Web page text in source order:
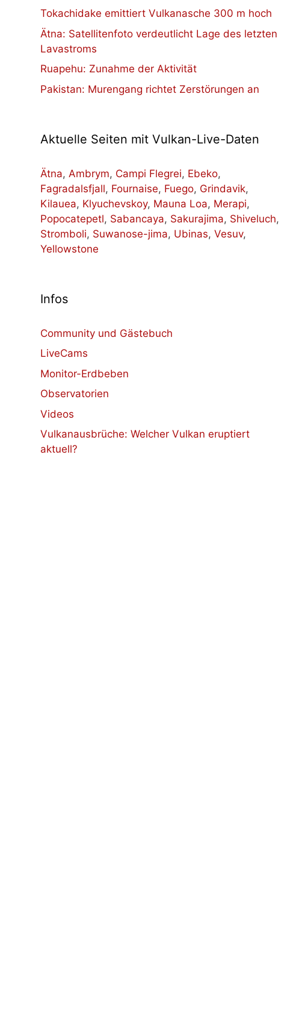
Tokachidake emittiert Vulkanasche 300 m hoch
Ätna: Satellitenfoto verdeutlicht Lage des letzten
Lavastroms
Ruapehu: Zunahme der Aktivität
Pakistan: Murengang richtet Zerstörungen an
Aktuelle Seiten mit Vulkan-Live-Daten
Ätna, Ambrym, Campi Flegrei, Ebeko,
Fagradalsfjall, Fournaise, Fuego, Grindavik,
Kilauea, Klyuchevskoy, Mauna Loa, Merapi,
Popocatepetl, Sabancaya, Sakurajima, Shiveluch,
Stromboli, Suwanose-jima, Ubinas, Vesuv,
Yellowstone
Infos
Community und Gästebuch
LiveCams
Monitor-Erdbeben
Observatorien
Videos
Vulkanausbrüche: Welcher Vulkan eruptiert
aktuell?